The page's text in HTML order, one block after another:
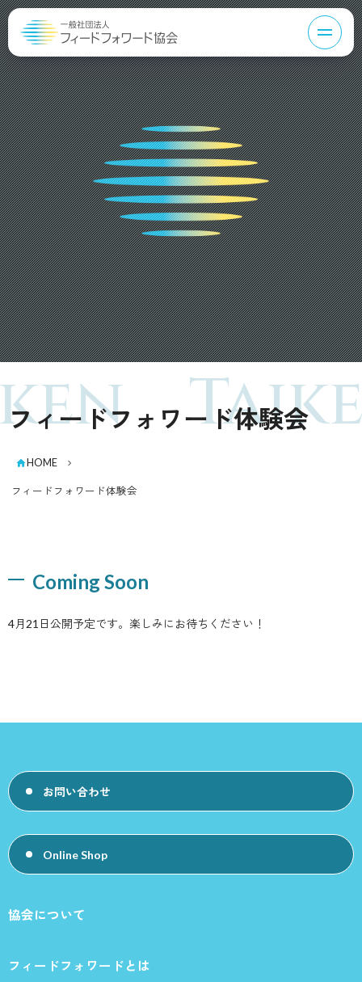
フィードフォワード体験会
HOME
フィードフォワード体験会
Coming Soon
4月21日公開予定です。楽しみにお待ちください！
お問い合わせ
Online Shop
協会について
フィードフォワードとは